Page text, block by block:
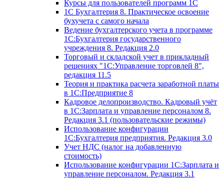
Курсы для пользователей программ 1С
1С Бухгалтерия 8. Практическое освоение
бухучета с самого начала
Ведение бухгалтерского учета в программе
1С:Бухгалтерия государственного
учреждения 8. Редакция 2.0
Торговый и складской учет в прикладный
решениях "1С:Управление торговлей 8",
редакция 11.5
Теория и практика расчета заработной платы
в 1С:Предприятие 8
Кадровое делопроизводство. Кадровый учёт
в 1С:Зарплата и управление персоналом 8.
Редакция 3.1 (пользовательские режимы)
Использование конфигурации
1С:Бухгалтерия предприятия. Редакция 3.0
Учет НДС (налог на добавленную
стоимость)
Использование конфигурации 1С:Зарплата и
управление персоналом. Редакция 3.1